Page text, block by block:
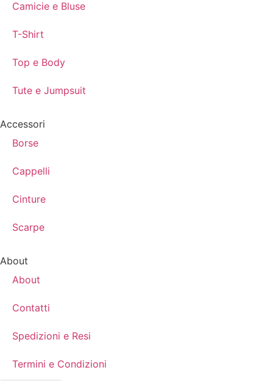
Camicie e Bluse
T-Shirt
Top e Body
Tute e Jumpsuit
Accessori
Borse
Cappelli
Cinture
Scarpe
About
About
Contatti
Spedizioni e Resi
Termini e Condizioni